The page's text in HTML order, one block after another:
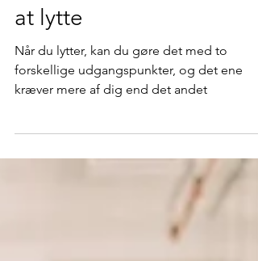
30. jun. 2023
At lytte er mere end bare
at lytte
kræver mere af dig end det andet